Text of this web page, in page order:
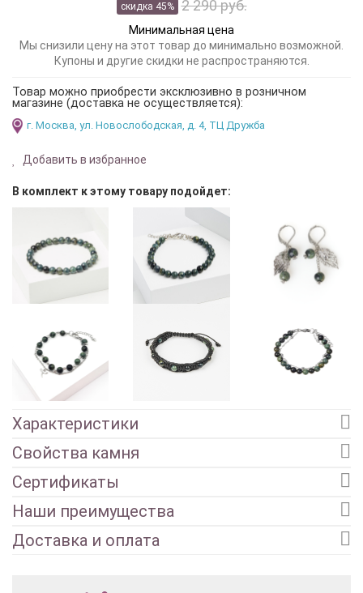
скидка 45% 2 290 руб.
Минимальная цена
Мы снизили цену на этот товар до минимально возможной.
Купоны и другие скидки не распространяются.
Товар можно приобрести эксклюзивно в розничном
магазине (доставка не осуществляется):
г. Москва, ул. Новослободская, д. 4, ТЦ Дружба
Добавить в избранное
В комплект к этому товару подойдет:
Характеристики
Свойства камня
Сертификаты
Наши преимущества
Доставка и оплата